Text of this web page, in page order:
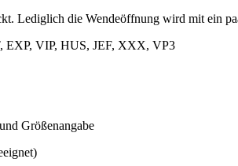
Lediglich die Wendeöffnung wird mit ein
EXP, VIP, HUS, JEF, XXX, VP3
Größenangabe